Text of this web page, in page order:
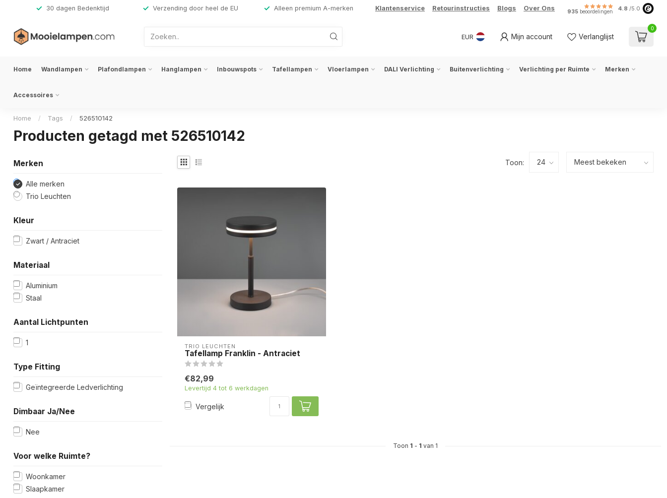
30 dagen Bedenktijd Verzending door heel de EU Alleen premium A-merken Klantenservice Retourinstructies Blogs Over Ons 935 beoordelingen 4.8 /5.0
EUR Mijn account Verlanglijst
0
Home Wandlampen Plafondlampen Hanglampen Inbouwspots Tafellampen Vloerlampen DALI Verlichting Buitenverlichting Verlichting per Ruimte Merken
Accessoires
Home / Tags / 526510142
Producten getagd met 526510142
Merken
Alle merken
Trio Leuchten
Kleur
Zwart / Antraciet
Materiaal
Aluminium
Staal
Aantal Lichtpunten
1
Type Fitting
Geïntegreerde Ledverlichting
Dimbaar Ja/Nee
Nee
Voor welke Ruimte?
Woonkamer
Slaapkamer
Toon:
TRIO LEUCHTEN
Tafellamp Franklin - Antraciet
€82,99
Levertijd 4 tot 6 werkdagen
Vergelijk
Toon 1 - 1 van 1